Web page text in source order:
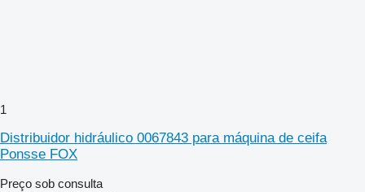
1
Distribuidor hidráulico 0067843 para máquina de ceifa
Ponsse FOX
Preço sob consulta